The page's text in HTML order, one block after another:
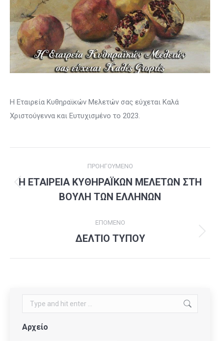
Η Εταιρεία Κυθηραϊκών Μελετών σας εύχεται Καλά
Χριστούγεννα και Ευτυχισμένο το 2023.
navigation
ΠΡΟΗΓΟΎΜΕΝΟ
Previous
post:
Η ΕΤΑΙΡΕΙΑ ΚΥΘΗΡΑΪΚΩΝ ΜΕΛΕΤΩΝ ΣΤΗ
ΒΟΥΛΗ ΤΩΝ ΕΛΛΗΝΩΝ
ΕΠΌΜΕΝΟ
Next
ΔΕΛΤΙΟ ΤΥΠΟΥ
Search:
Αρχείο